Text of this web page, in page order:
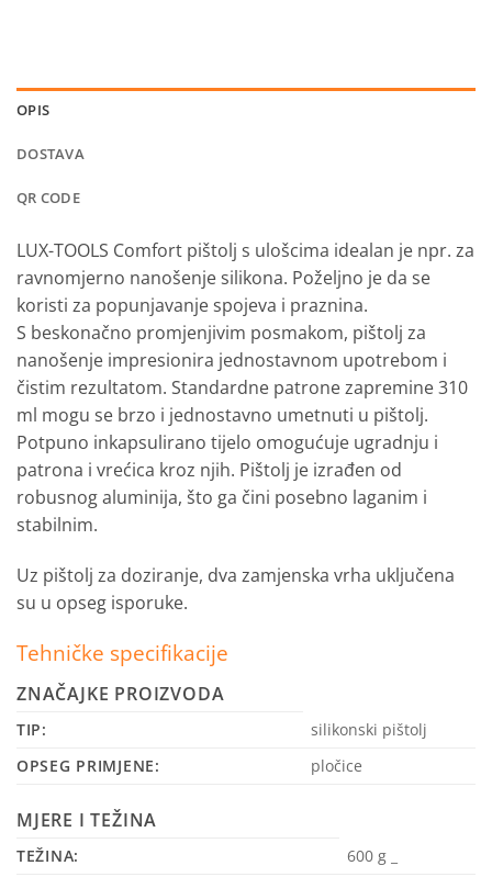
OPIS
DOSTAVA
QR CODE
LUX-TOOLS Comfort pištolj s ulošcima idealan je npr. za
ravnomjerno nanošenje silikona. Poželjno je da se
koristi za popunjavanje spojeva i praznina.
S beskonačno promjenjivim posmakom, pištolj za
nanošenje impresionira jednostavnom upotrebom i
čistim rezultatom. Standardne patrone zapremine 310
ml mogu se brzo i jednostavno umetnuti u pištolj.
Potpuno inkapsulirano tijelo omogućuje ugradnju i
patrona i vrećica kroz njih. Pištolj je izrađen od
robusnog aluminija, što ga čini posebno laganim i
stabilnim.
Uz pištolj za doziranje, dva zamjenska vrha uključena
su u opseg isporuke.
Tehničke specifikacije
ZNAČAJKE PROIZVODA
TIP:
silikonski pištolj
OPSEG PRIMJENE:
pločice
MJERE I TEŽINA
TEŽINA: 600 g